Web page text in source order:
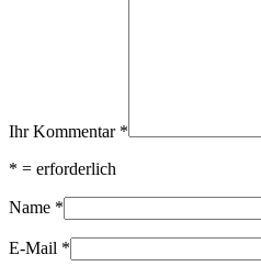
Ihr Kommentar *
* = erforderlich
Name *
E-Mail *